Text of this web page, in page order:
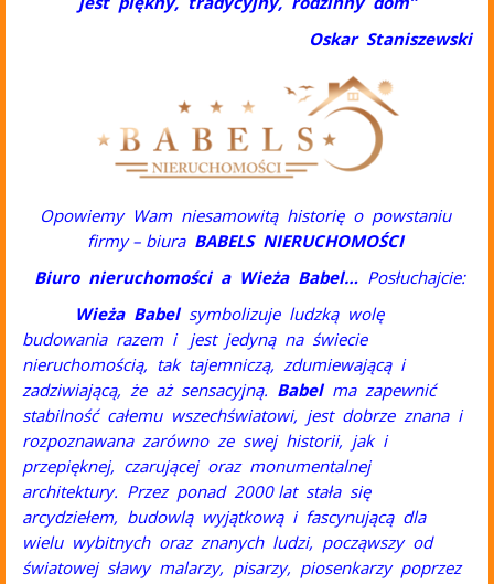
Oskar Staniszewski
Opowiemy Wam niesamowitą historię o powstaniu
firmy – biura BABELS NIERUCHOMOŚCI
Biuro nieruchomości a Wieża Babel… Posłuchajcie:
Wieża Babel symbolizuje ludzką wolę
budowania razem i jest jedyną na świecie
nieruchomością, tak tajemniczą, zdumiewającą i
zadziwiającą, że aż sensacyjną. Babel ma zapewnić
stabilność całemu wszechświatowi, jest dobrze znana i
rozpoznawana zarówno ze swej historii, jak i
przepięknej, czarującej oraz monumentalnej
architektury. Przez ponad 2000 lat stała się
arcydziełem, budowlą wyjątkową i fascynującą dla
wielu wybitnych oraz znanych ludzi, począwszy od
światowej sławy malarzy, pisarzy, piosenkarzy poprzez